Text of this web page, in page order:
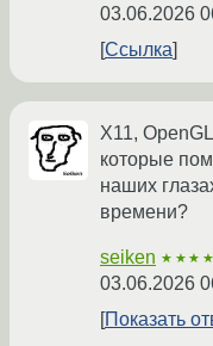
03.06.2026
Ссылка
X11,
которые
наших
времени?
seiken
03.06.2026
Показать